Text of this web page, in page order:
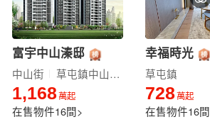
富宇中山溱邸
中山街 草屯鎮中山街147號
1,168萬起
在售物件16間>
幸福時光
草屯鎮
728萬起
在售物件16間